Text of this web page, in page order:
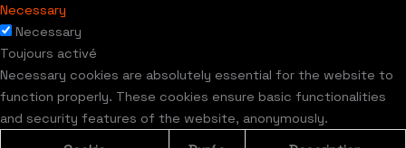
Necessary
Necessary
Toujours activé
Necessary cookies are absolutely essential for the website to
function properly. These cookies ensure basic functionalities
and security features of the website, anonymously.